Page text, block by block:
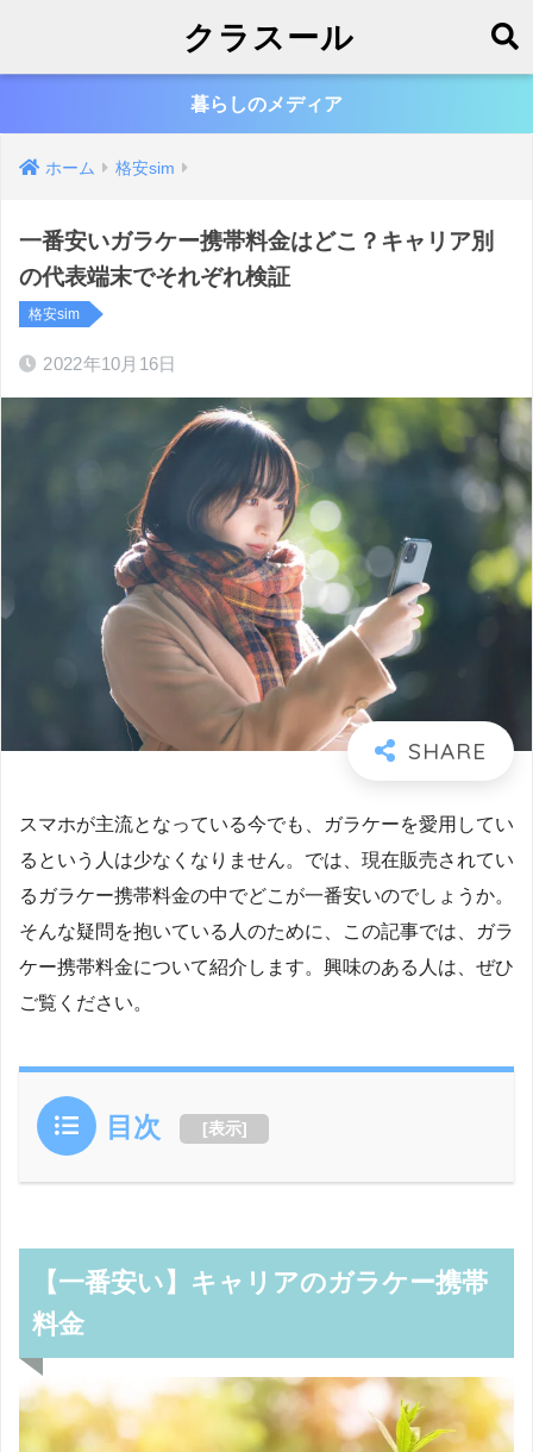
クラスール
暮らしのメディア
ホーム 格安sim
一番安いガラケー携帯料金はどこ？キャリア別
の代表端末でそれぞれ検証
格安sim
2022年10月16日
スマホが主流となっている今でも、ガラケーを愛用してい
るという人は少なくなりません。では、現在販売されてい
るガラケー携帯料金の中でどこが一番安いのでしょうか。
そんな疑問を抱いている人のために、この記事では、ガラ
ケー携帯料金について紹介します。興味のある人は、ぜひ
ご覧ください。
目次 [表示]
【一番安い】キャリアのガラケー携帯
料金